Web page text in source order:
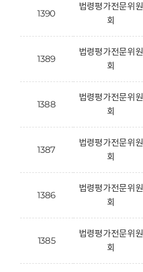
1390
법령평가전문위원
회
1389
법령평가전문위원
회
1388
법령평가전문위원
회
1387
법령평가전문위원
회
1386
법령평가전문위원
회
1385
법령평가전문위원
회